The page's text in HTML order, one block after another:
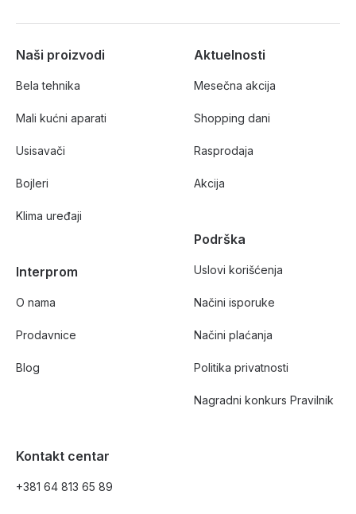
Naši proizvodi
Bela tehnika
Mali kućni aparati
Usisavači
Bojleri
Klima uređaji
Interprom
O nama
Prodavnice
Blog
Aktuelnosti
Mesečna akcija
Shopping dani
Rasprodaja
Akcija
Podrška
Uslovi korišćenja
Načini isporuke
Načini plaćanja
Politika privatnosti
Nagradni konkurs Pravilnik
Kontakt centar
+381 64 813 65 89